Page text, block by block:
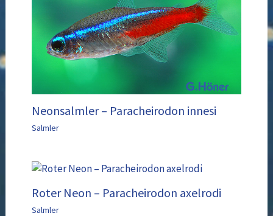
Neonsalmler – Paracheirodon innesi
Salmler
Roter Neon – Paracheirodon axelrodi
Salmler